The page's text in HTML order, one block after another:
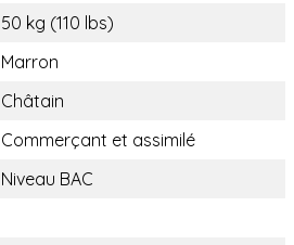
50 kg (110 lbs)
Marron
Châtain
Commerçant et assimilé
Niveau BAC